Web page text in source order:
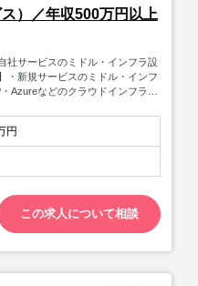
）／年収500万円以上
社サービスのミドル・インフラ設
・新規サービスのミドル・インフ
Azureなどのクラウドインフラを
リティの設計・実装【与えられる
ビスの選択・利用する技術の選
円
この求人について相談